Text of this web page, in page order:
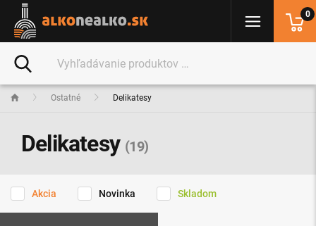
Ostatné Delikatesy
Delikatesy (19)
Akcia Novinka Skladom
0